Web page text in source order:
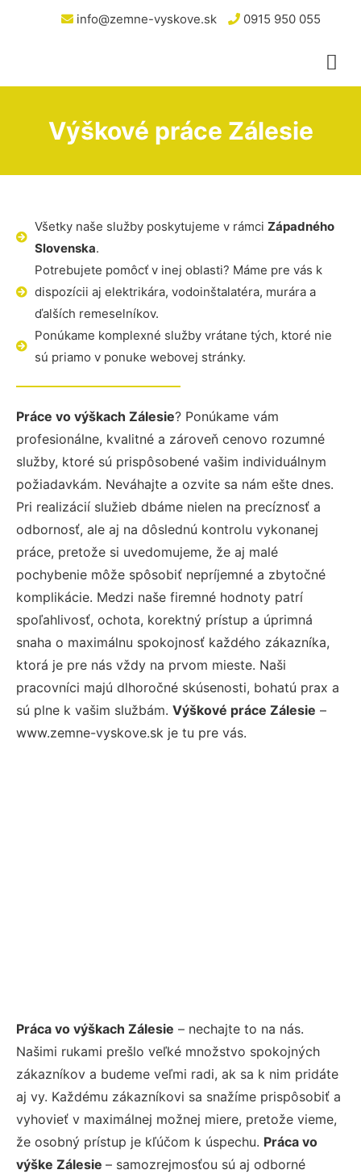
info@zemne-vyskove.sk 0915 950 055
Výškové práce Zálesie
Všetky naše služby poskytujeme v rámci Západného
Slovenska.
Potrebujete pomôcť v inej oblasti? Máme pre vás k
dispozícii aj elektrikára, vodoinštalatéra, murára a
ďalších remeselníkov.
Ponúkame komplexné služby vrátane tých, ktoré nie
sú priamo v ponuke webovej stránky.
Práce vo výškach Zálesie? Ponúkame vám
profesionálne, kvalitné a zároveň cenovo rozumné
služby, ktoré sú prispôsobené vašim individuálnym
požiadavkám. Neváhajte a ozvite sa nám ešte dnes.
Pri realizácií služieb dbáme nielen na precíznosť a
odbornosť, ale aj na dôslednú kontrolu vykonanej
práce, pretože si uvedomujeme, že aj malé
pochybenie môže spôsobiť nepríjemné a zbytočné
komplikácie. Medzi naše firemné hodnoty patrí
spoľahlivosť, ochota, korektný prístup a úprimná
snaha o maximálnu spokojnosť každého zákazníka,
ktorá je pre nás vždy na prvom mieste. Naši
pracovníci majú dlhoročné skúsenosti, bohatú prax a
sú plne k vašim službám. Výškové práce Zálesie –
www.zemne-vyskove.sk je tu pre vás.
Práca vo výškach Zálesie – nechajte to na nás.
Našimi rukami prešlo veľké množstvo spokojných
zákazníkov a budeme veľmi radi, ak sa k nim pridáte
aj vy. Každému zákazníkovi sa snažíme prispôsobiť a
vyhovieť v maximálnej možnej miere, pretože vieme,
že osobný prístup je kľúčom k úspechu. Práca vo
výške Zálesie – samozrejmosťou sú aj odborné